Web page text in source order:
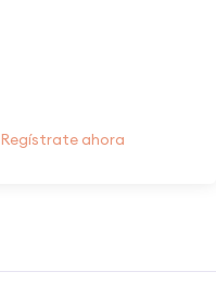
Regístrate ahora